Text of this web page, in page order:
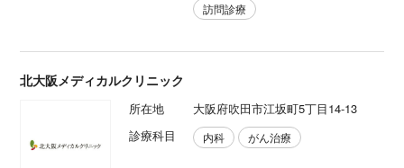
訪問診療
北大阪メディカルクリニック
所在地
大阪府吹田市江坂町5丁目14-13
診療科目
内科 がん治療